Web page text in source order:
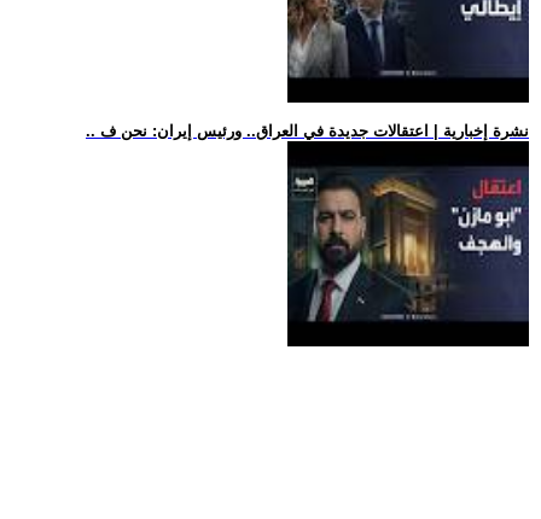
.. نشرة إخبارية | اعتقالات جديدة في العراق.. ورئيس إيران: نحن ف